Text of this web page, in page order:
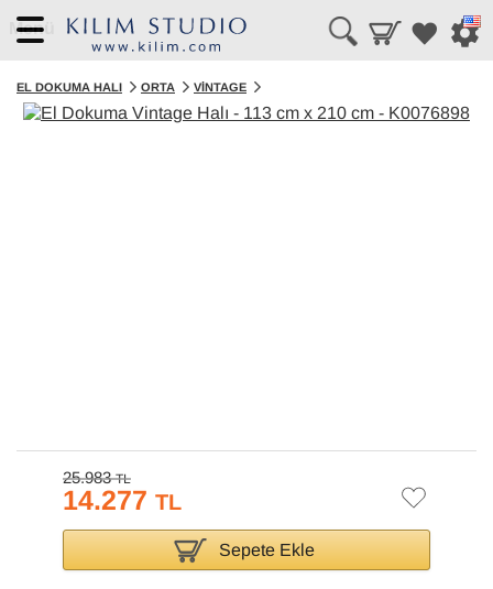
Menü
EL DOKUMA HALI ORTA VINTAGE
25.983TL
14.277 TL
Sepete Ekle